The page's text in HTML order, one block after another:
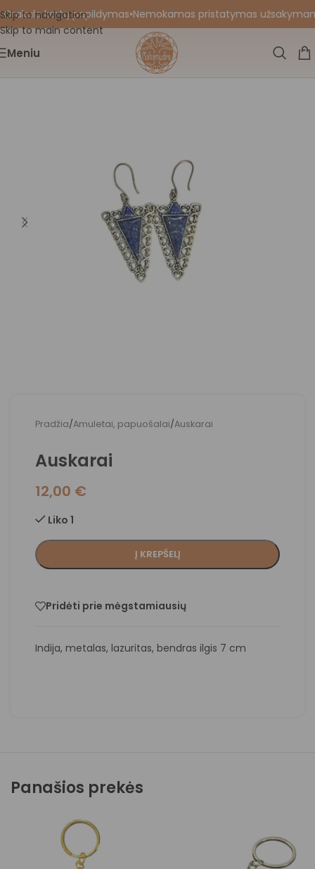
Skip to navigation
Skip to main content
kortų papildymas•Nemokamas pristatymas
Meniu
Pradžia/Amuletai, papuošalai/Auskarai
Auskarai
12,00 €
Liko 1
Į KREPŠELĮ
Pridėti prie mėgstamiausių
Indija, metalas, lazuritas, bendras ilgis 7 cm
Panašios prekės